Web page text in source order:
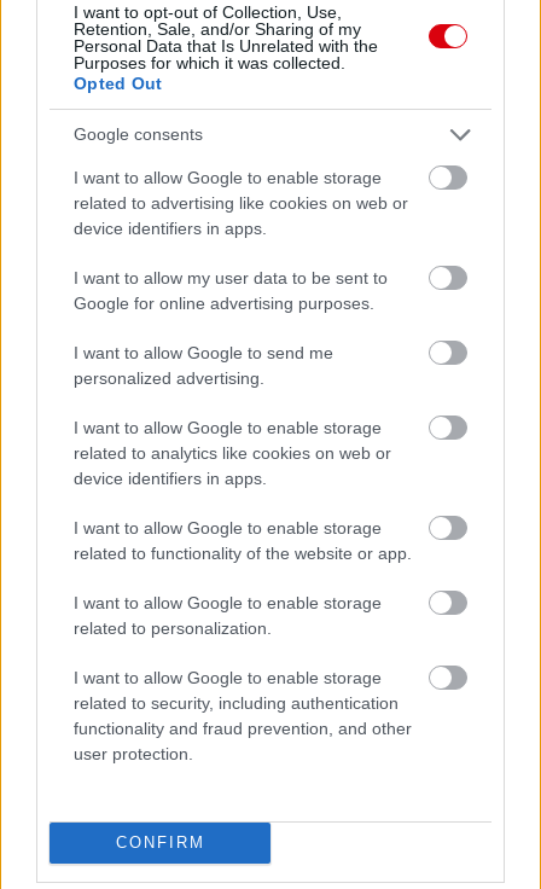
I want to opt-out of Collection, Use,
Retention, Sale, and/or Sharing of my
Personal Data that Is Unrelated with the
Purposes for which it was collected.
Opted Out
Google consents
I want to allow Google to enable storage
related to advertising like cookies on web or
device identifiers in apps.
I want to allow my user data to be sent to
Google for online advertising purposes.
I want to allow Google to send me
personalized advertising.
I want to allow Google to enable storage
related to analytics like cookies on web or
device identifiers in apps.
I want to allow Google to enable storage
related to functionality of the website or app.
I want to allow Google to enable storage
related to personalization.
I want to allow Google to enable storage
related to security, including authentication
functionality and fraud prevention, and other
user protection.
CONFIRM
ELŐZŐ MÉRKŐZÉSEK
Támogatás
Támogasd adományoddal
a ManUtdFanatics.hu működését!
Kapcsolódó hírek
EDZŐI STÁB
HIVATALOS: CARRICK EDZŐI
STÁBJA IS MARAD
KI ÁLL A GÓLT